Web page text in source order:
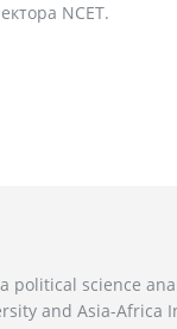
NCET.
political science
and Asia-Africa